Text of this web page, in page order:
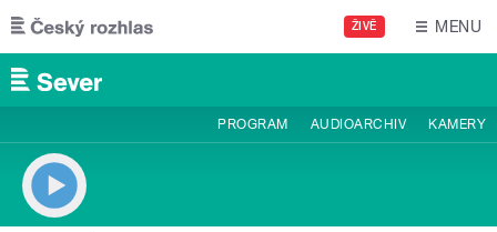
Přejít k hlavnímu obsahu
ŽIVĚ MENU
PROGRAM AUDIOARCHIV KAMERY